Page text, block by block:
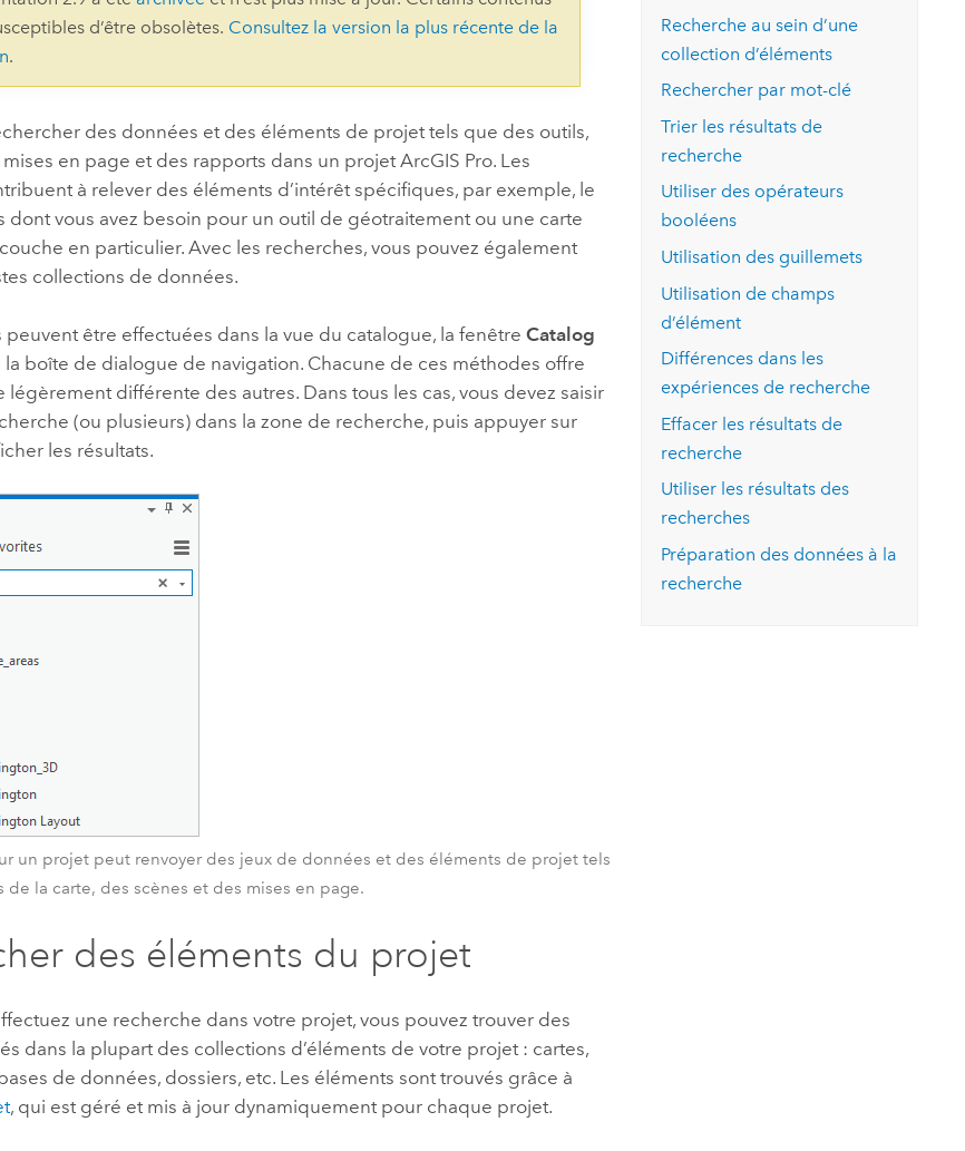
essai gratuit.
Découvrir ArcGIS Pro
Explorer ce cours
professionnels et
perspectives et
l’univers
Tous les récits
Lire le récit
d’être obsolètes. Consultez la version la plus récente de la
.
des données et des éléments de projet tels que des outils,
mises en page et des rapports dans un projetArcGIS Pro. Les
à relever des éléments d’intérêt spécifiques, par exemple, le
dont vous avez besoin pour un outil de géotraitement ou une carte
en particulier. Avec les recherches, vous pouvez également
collections de données.
peuvent être effectuées dans la vue du catalogue, la fenêtreCatalog
la boîte de dialogue de navigation. Chacune de ces méthodes offre
légèrement différente des autres. Dans tous les cas, vous devez saisir
(ou plusieurs) dans la zone de recherche, puis appuyer sur
les résultats.
un projet peut renvoyer des jeux de données et des éléments de projet tels
de la carte, des scènes et des mises en page.
des éléments du projet
une recherche dans votre projet, vous pouvez trouver des
dans la plupart des collections d’éléments de votre projet : cartes,
de données, dossiers, etc. Les éléments sont trouvés grâce à
, qui est géré et mis à jour dynamiquement pour chaque projet.
Recherche au sein d’une
collection d’éléments
Rechercher par mot-clé
Trier les résultats de
recherche
Utiliser des opérateurs
booléens
Utilisation des guillemets
Utilisation de champs
d’élément
Différences dans les
expériences de recherche
Effacer les résultats de
recherche
Utiliser les résultats des
recherches
Préparation des données à la
recherche